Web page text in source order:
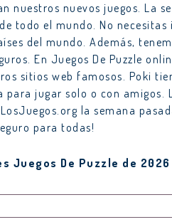
nuestros nuevos juegos. La
todo el mundo. No
del mundo. Además,
En Juegos De Puzzle
sitios web famosos. Poki
jugar solo o con amigos.
la semana
para todas!
Juegos De Puzzle de 2026